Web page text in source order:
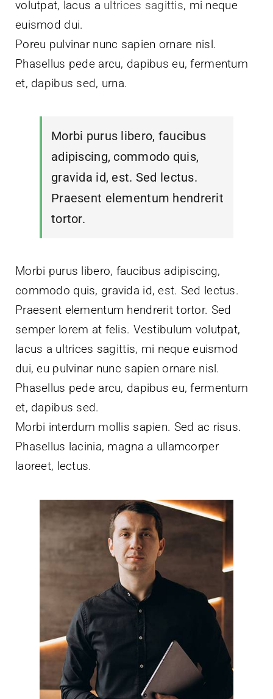
volutpat, lacus a ultrices sagittis, mi neque
euismod dui.
Poreu pulvinar nunc sapien ornare nisl.
Phasellus pede arcu, dapibus eu, fermentum
et, dapibus sed, urna.
Morbi purus libero, faucibus
adipiscing, commodo quis,
gravida id, est. Sed lectus.
Praesent elementum hendrerit
tortor.
Morbi purus libero, faucibus adipiscing,
commodo quis, gravida id, est. Sed lectus.
Praesent elementum hendrerit tortor. Sed
semper lorem at felis. Vestibulum volutpat,
lacus a ultrices sagittis, mi neque euismod
dui, eu pulvinar nunc sapien ornare nisl.
Phasellus pede arcu, dapibus eu, fermentum
et, dapibus sed.
Morbi interdum mollis sapien. Sed ac risus.
Phasellus lacinia, magna a ullamcorper
laoreet, lectus.